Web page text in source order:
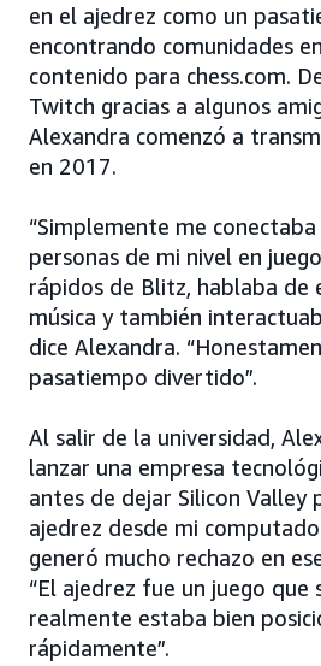
en el ajedrez como un
encontrando comunidades
contenido para chess.com.
Twitch gracias a algunos
Alexandra comenzó a
en 2017.
“Simplemente me
personas de mi nivel en
rápidos de Blitz, hablaba de
música y también
dice Alexandra.
pasatiempo divertido”.
Al salir de la universidad,
lanzar una empresa
antes de dejar Silicon Valley
ajedrez desde mi
generó mucho rechazo en
“El ajedrez fue un juego que
realmente estaba bien
rápidamente”.